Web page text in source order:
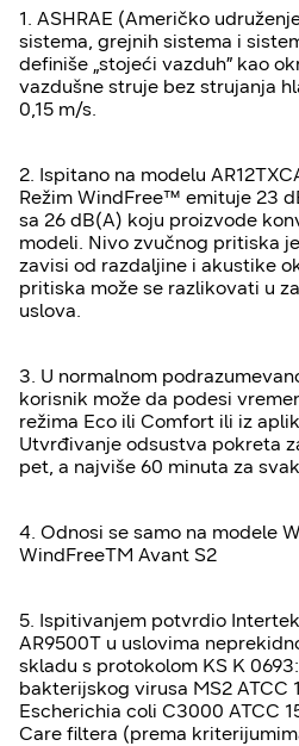
1. ASHRAE (Američko
sistema, grejnih sistema i
definiše „stojeći vazduh” kao
vazdušne struje bez strujanja
0,15 m/s.
2. Ispitano na modelu
Režim WindFree™ emituje 23
sa 26 dB(A) koju proizvode
modeli. Nivo zvučnog pritiska
zavisi od razdaljine i akustike
pritiska može se razlikovati u
uslova.
3. U normalnom
korisnik može da podesi
režima Eco ili Comfort ili iz
Utvrđivanje odsustva pokreta
pet, a najviše 60 minuta za
4. Odnosi se samo na modele
WindFreeTM Avant S2
5. Ispitivanjem potvrdio
AR9500T u uslovima
skladu s protokolom KS K
bakterijskog virusa MS2 ATCC
Escherichia coli C3000 ATCC
Care filtera (prema